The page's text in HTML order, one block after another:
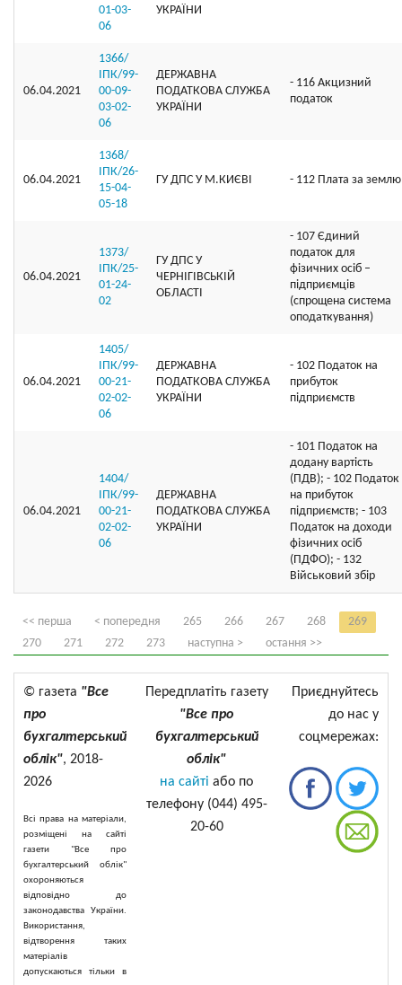
01-03-
06
УКРАЇНИ
06.04.2021
1366/
ІПК/99-
00-09-
03-02-
06
ДЕРЖАВНА
ПОДАТКОВА СЛУЖБА
УКРАЇНИ
- 116 Акцизний
податок
06.04.2021
1368/
ІПК/26-
15-04-
05-18
ГУ ДПС У М.КИЄВІ - 112 Плата за землю
06.04.2021
1373/
ІПК/25-
01-24-
02
ГУ ДПС У
ЧЕРНІГІВСЬКІЙ
ОБЛАСТІ
- 107 Єдиний
податок для
фізичних осіб –
підприємців
(спрощена система
оподаткування)
06.04.2021
1405/
ІПК/99-
00-21-
02-02-
06
ДЕРЖАВНА
ПОДАТКОВА СЛУЖБА
УКРАЇНИ
- 102 Податок на
прибуток
підприємств
06.04.2021
1404/
ІПК/99-
00-21-
02-02-
06
ДЕРЖАВНА
ПОДАТКОВА СЛУЖБА
УКРАЇНИ
- 101 Податок на
додану вартість
(ПДВ); - 102 Податок
на прибуток
підприємств; - 103
Податок на доходи
фізичних осіб
(ПДФО); - 132
Військовий збір
<< перша < попередня 265 266 267 268
269
270
271 272 273 наступна > остання >>
© газета "Все
про
бухгалтерський
облік", 2018-
2026
Всі права на матеріали,
розміщені на сайті
газети "Все про
бухгалтерський облік"
охороняються
відповідно до
законодавства України.
Використання,
відтворення таких
матеріалів
допускаються тільки в
Передплатіть газету
"Все про
бухгалтерський
облік"
на сайті або по
телефону (044) 495-
20-60
Приєднуйтесь
до нас у
соцмережах: